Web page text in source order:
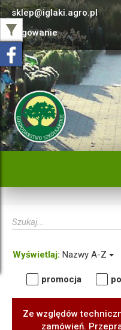
sklep@iglaki.agro.pl
Logowanie
Wyświetlaj: Nazwy A-Z
promocja
Ze względów
zamówień.